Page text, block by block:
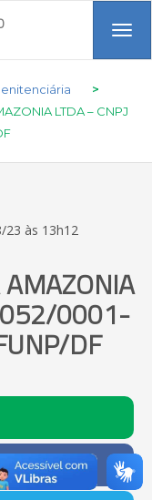
>
LTDA – CNPJ
23 às 13h12
0001-
DF